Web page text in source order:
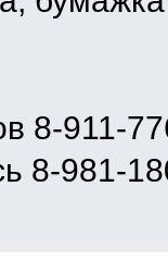
8-911-
8-981-